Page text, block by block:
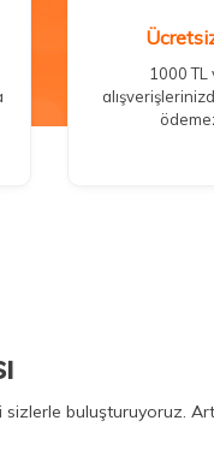
1000 TL
sizlerle buluşturuyoruz.